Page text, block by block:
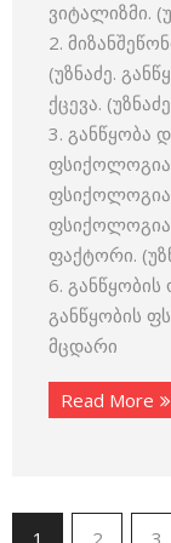
ვიტალიზმი.
2.
(უზნაძე.
ქცევა.
3. განწყობა
ფსიქოლოგია)
ფსიქოლოგია)
ფაქტორი.
6.
განწყობის
მცდარი
Read More
1 2 3